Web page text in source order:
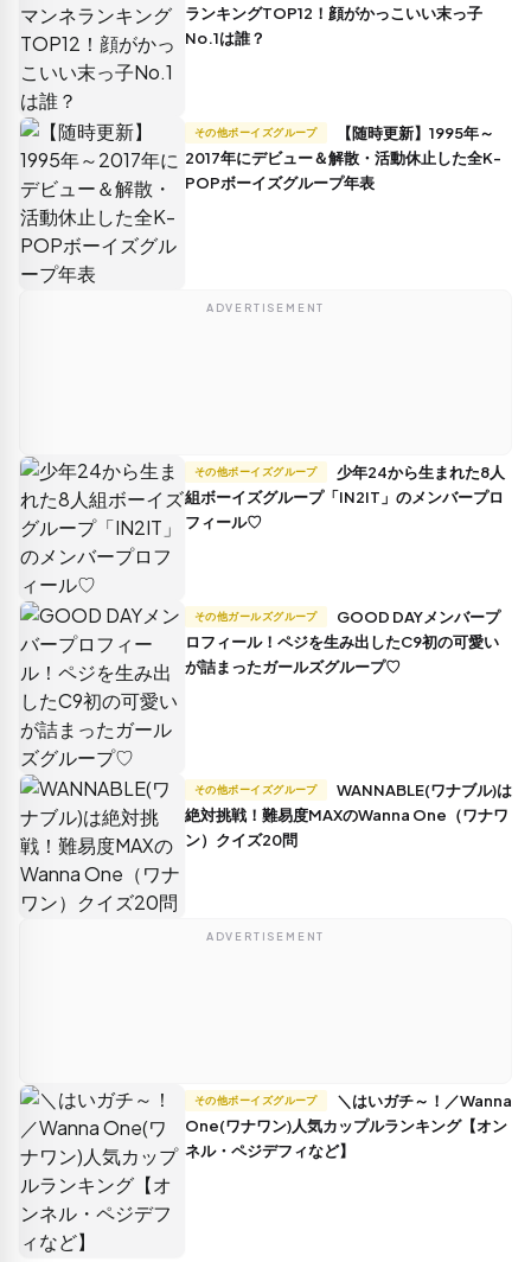
ランキングTOP12！顔がかっこいい末っ子
No.1は誰？
その他ボーイズグループ
2017年にデビュー＆解散・活動休止した全K-
POPボーイズグループ年表
ADVERTISEMENT
その他ボーイズグループ
組ボーイズグループ「IN2IT」のメンバープロ
フィール♡
その他ガールズグループ
ロフィール！ペジを生み出したC9初の可愛い
が詰まったガールズグループ♡
その他ボーイズグループ
絶対挑戦！難易度MAXのWanna One（ワナワ
ン）クイズ20問
ADVERTISEMENT
その他ボーイズグループ
One(ワナワン)人気カップルランキング【オン
ネル・ペジデフィなど】